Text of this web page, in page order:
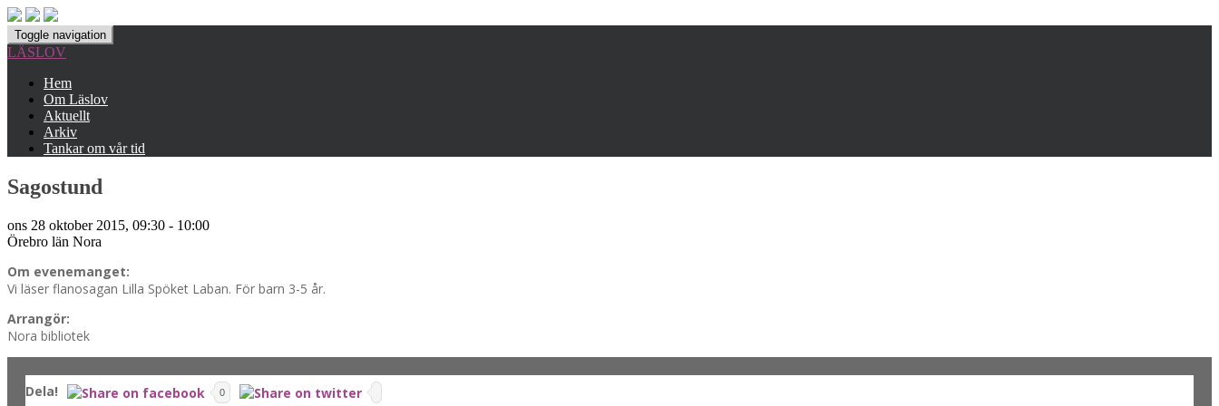
Toggle navigation
LÄSLOV
Hem
Om Läslov
Aktuellt
Arkiv
Tankar om vår tid
Sagostund
ons 28 oktober 2015, 09:30 - 10:00
Örebro län Nora
Om evenemanget:
Vi läser flanosagan Lilla Spöket Laban. För barn 3-5 år.
Arrangör:
Nora bibliotek
Dela! 0